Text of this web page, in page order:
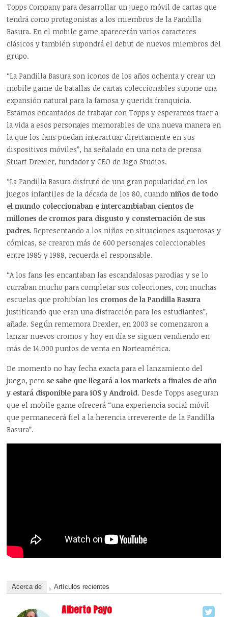
Topps Company para desarrollar un juego móvil de cartas que
tendrá como protagonistas a los miembros de la Pandilla
Basura. En el mobile game aparecerán varios caracteres
clásicos y también supondrá el debut de nuevos miembros del
grupo.
“La Pandilla Basura son iconos de los años ochenta y crear un
mobile game de batallas de cartas coleccionables supone una
expansión natural para la famosa y querida franquicia.
Estamos encantados de trabajar con Topps y esperamos traer a
la vida a esos personajes memorables de una nueva manera en
la que los fans puedan interactuar directamente en sus
dispositivos móviles”, ha señalado en una nota de prensa
Stuart Drexler, fundador y CEO de Jago Studios.
“La Pandilla Basura disfrutó de una gran popularidad en los
juegos infantiles de la década de los 80, cuandoniños de todo
el mundo coleccionaban e intercambiaban cientos de
millones de cromos para disgusto y consternación de sus
padres. Representando a los niños en situaciones asquerosas y
cómicas, se crearon más de 600 personajes coleccionables
entre 1985 y 1988, recuerda el responsable.
“A los fans les encantaban las escandalosas parodias y se lo
curraban mucho para completar sus colecciones, con muchas
escuelas que prohibían los cromos de la Pandilla Basura
justificando que eran una distracción para los estudiantes”,
añade. Según rememora Drexler, en 2003 se comenzaron a
lanzar nuevos cromos y hoy en día se siguen vendiendo en
más de 14.000 puntos de venta en Norteamérica.
De momento no hay fecha exacta para el lanzamiento del
juego, pero se sabe que llegará a los markets a finales de año
y estará disponible para iOS y Android. Desde Topps aseguran
que el mobile game ofrecerá “una experiencia social móvil
que permanecerá fiel a la herencia irreverente de la Pandilla
Basura”.
Acerca de Artículos recientes
Alberto Payo